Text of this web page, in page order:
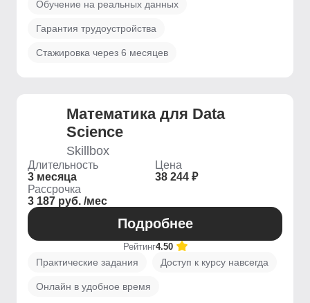
Обучение на реальных данных
Гарантия трудоустройства
Стажировка через 6 месяцев
Математика для Data
Science
Skillbox
Длительность
3 месяца
Цена
38 244 ₽
Рассрочка
3 187 руб. /мес
Подробнее
Рейтинг4.50
Практические задания Доступ к курсу навсегда
Онлайн в удобное время